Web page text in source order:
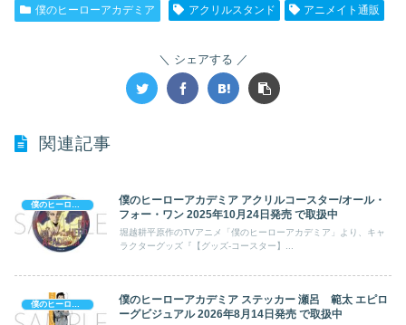
僕のヒーローアカデミア アクリルスタンド アニメイト通販
シェアする
関連記事
僕のヒーローアカデミア アクリルコースター/オール・
フォー・ワン 2025年10月24日発売 で取扱中
堀越耕平原作のTVアニメ「僕のヒーローアカデミア」より、キャ
ラクターグッズ『【グッズ-コースター】...
僕のヒーローアカデミア ステッカー 瀬呂 範太 エピロ
ーグビジュアル 2026年8月14日発売 で取扱中